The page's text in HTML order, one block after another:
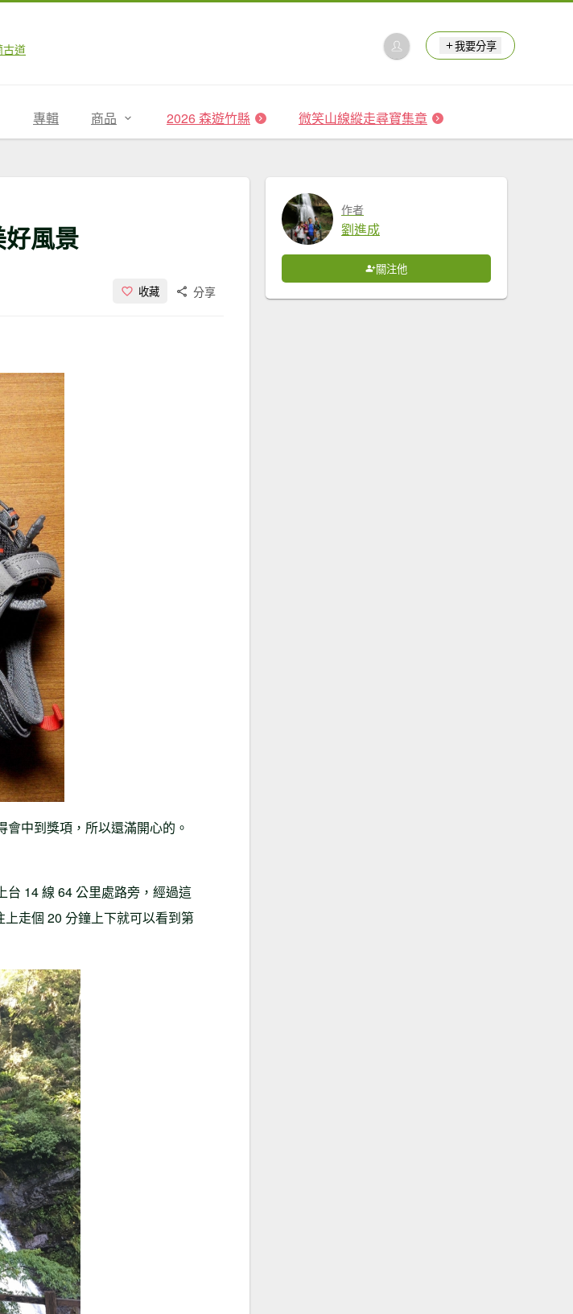
古道 我要分享
專輯 商品 2026 森遊竹縣 微笑山線縱走尋寶集章
好風景
收藏 分享
中到獎項，所以還滿開心的。
14 線 64 公里處路旁，經過這
走個 20 分鐘上下就可以看到第
作者
劉進成
關注他